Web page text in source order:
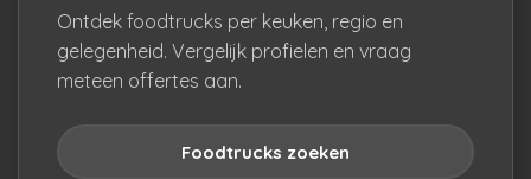
Ontdek foodtrucks per keuken, regio en
gelegenheid. Vergelijk profielen en vraag
meteen offertes aan.
Foodtrucks zoeken